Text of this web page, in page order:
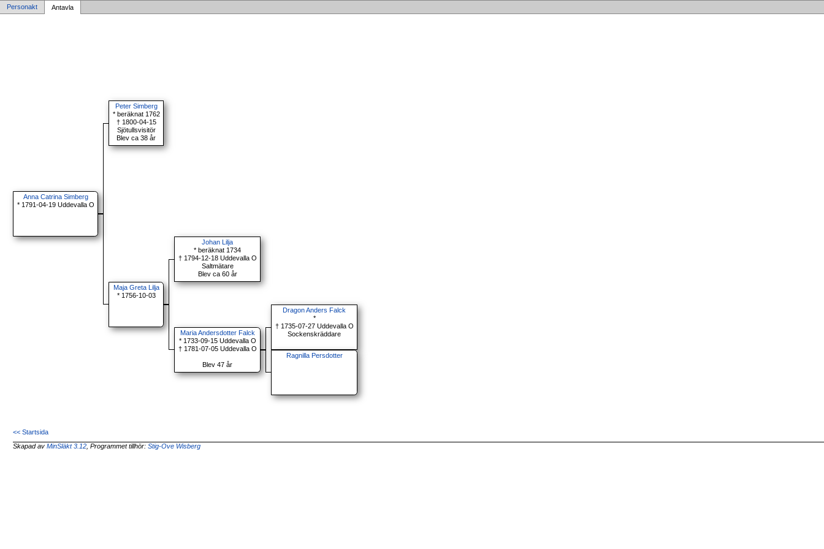
Personakt Antavla
Anna Catrina Simberg
* 1791-04-19 Uddevalla O
Peter Simberg
* beräknat 1762
† 1800-04-15
Sjötullsvisitör
Blev ca 38 år
Maja Greta Lilja
* 1756-10-03
Johan Lilja
* beräknat 1734
† 1794-12-18 Uddevalla O
Saltmätare
Blev ca 60 år
Maria Andersdotter Falck
* 1733-09-15 Uddevalla O
† 1781-07-05 Uddevalla O
Blev 47 år
Dragon Anders Falck
*
† 1735-07-27 Uddevalla O
Sockenskräddare
Ragnilla Persdotter
<< Startsida
Skapad avMinSläkt 3.12 , Programmet tillhör:Stig-Ove Wisberg